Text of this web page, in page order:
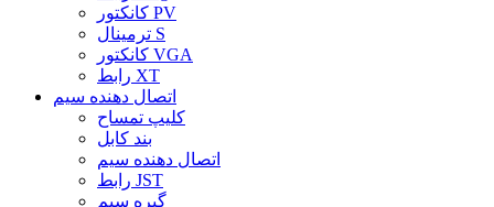
کانکتور PV
ترمینال S
کانکتور VGA
رابط XT
اتصال دهنده سیم
کلیپ تمساح
بند کابل
اتصال دهنده سیم
رابط JST
گیره سیم